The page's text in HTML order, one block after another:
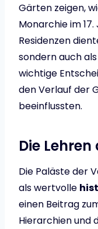
Gärten zeigen,
Monarchie im
Residenzen
sondern auch
wichtige
den Verlauf der
beeinflussten.
Die
Die Paläste der
als wertvolle
einen Beitrag
Hierarchien und